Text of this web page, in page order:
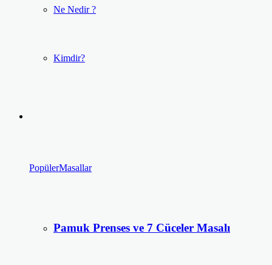
Ne Nedir ?
Kimdir?
PopülerMasallar
Pamuk Prenses ve 7 Cüceler Masalı